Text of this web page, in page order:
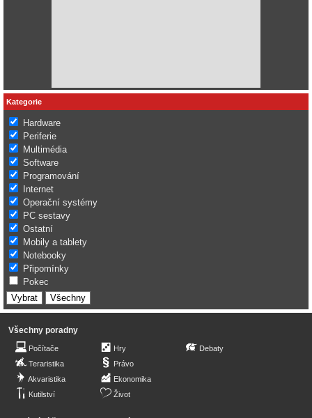
Kategorie
Hardware
Periferie
Multimédia
Software
Programování
Internet
Operační systémy
PC sestavy
Ostatní
Mobily a tablety
Notebooky
Připomínky
Pokec
Všechny poradny
Počítače
Teraristika
Akvaristika
Kutilství
Hry
Právo
Ekonomika
Život
Debaty